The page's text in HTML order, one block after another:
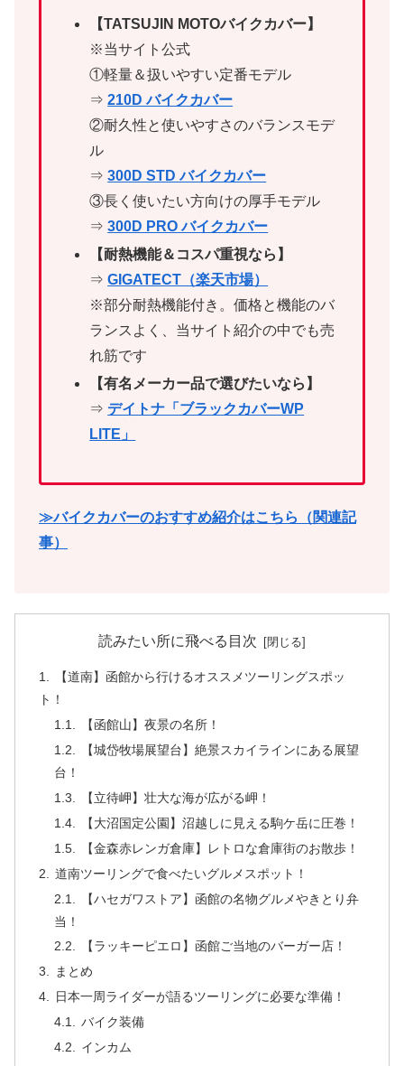
【TATSUJIN MOTOバイクカバー】
※当サイト公式
①軽量＆扱いやすい定番モデル
⇒210D バイクカバー
②耐久性と使いやすさのバランスモデ
ル
⇒300D STD バイクカバー
③長く使いたい方向けの厚手モデル
⇒300D PRO バイクカバー
【耐熱機能＆コスパ重視なら】
⇒GIGATECT（楽天市場）
※部分耐熱機能付き。価格と機能のバ
ランスよく、当サイト紹介の中でも売
れ筋です
【有名メーカー品で選びたいなら】
⇒ デイトナ「ブラックカバーWP
LITE」
≫バイクカバーのおすすめ紹介はこちら（関連記
事）
読みたい所に飛べる目次
【道南】函館から行けるオススメツーリングスポッ
ト！
【函館山】夜景の名所！
【城岱牧場展望台】絶景スカイラインにある展望
台！
【立待岬】壮大な海が広がる岬！
【大沼国定公園】沼越しに見える駒ケ岳に圧巻！
【金森赤レンガ倉庫】レトロな倉庫街のお散歩！
道南ツーリングで食べたいグルメスポット！
【ハセガワストア】函館の名物グルメやきとり弁
当！
【ラッキーピエロ】函館ご当地のバーガー店！
まとめ
日本一周ライダーが語るツーリングに必要な準備！
バイク装備
インカム